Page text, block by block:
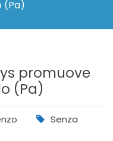
(Pa)
promuove
(Pa)
Senza